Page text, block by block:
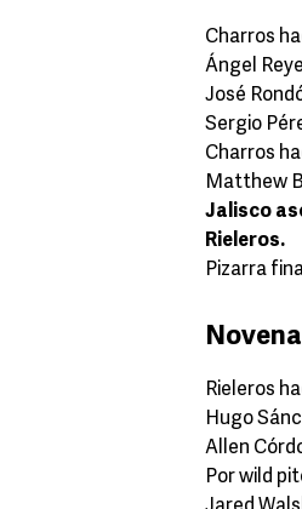
Charros
Ángel
José
Sergio
Charros
Matthew
Jalisco
Rieleros.
Pizarra
Rieleros
Hugo
Allen
Por wild